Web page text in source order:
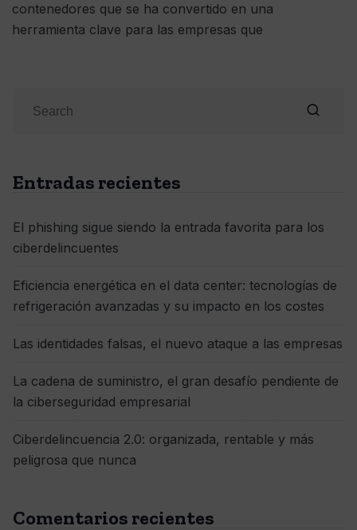
contenedores que se ha convertido en una
herramienta clave para las empresas que
Entradas recientes
El phishing sigue siendo la entrada favorita para los
ciberdelincuentes
Eficiencia energética en el data center: tecnologías de
refrigeración avanzadas y su impacto en los costes
Las identidades falsas, el nuevo ataque a las empresas
La cadena de suministro, el gran desafío pendiente de
la ciberseguridad empresarial
Ciberdelincuencia 2.0: organizada, rentable y más
peligrosa que nunca
Comentarios recientes